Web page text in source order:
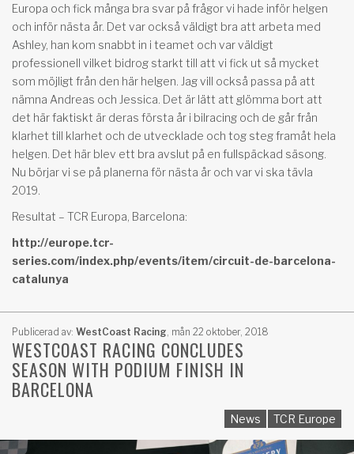
Europa och fick många bra svar på frågor vi hade inför helgen
och inför nästa år. Det var också väldigt bra att arbeta med
Ashley, han kom snabbt in i teamet och var väldigt
professionell vilket bidrog starkt till att vi fick ut så mycket
som möjligt från den här helgen. Jag vill också passa på att
nämna Andreas och Jessica. Det är lätt att glömma bort att
det här faktiskt är deras första år i bilracing och de går från
klarhet till klarhet och de utvecklade och tog steg framåt hela
helgen. Det här blev ett bra avslut på en fullspäckad säsong.
Nu börjar vi se på planerna för nästa år och var vi ska tävla
2019.
Resultat – TCR Europa, Barcelona:
http://europe.tcr-
series.com/index.php/events/item/circuit-de-barcelona-
catalunya
Publicerad av: WestCoast Racing mån 22 oktober, 2018
WESTCOAST RACING CONCLUDES
SEASON WITH PODIUM FINISH IN
BARCELONA
News TCR Europe